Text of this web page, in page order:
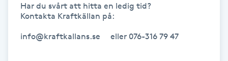
Hatha Yoga
Headspa
Har du svårt att hitta en ledig tid?
Kontakta Kraftkällan på:
info@kraftkallans.se     eller 076-316 79 47